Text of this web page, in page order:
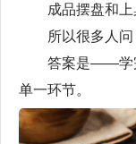
成品摆盘和上
所以很多人问
答案是——学完
单一环节。